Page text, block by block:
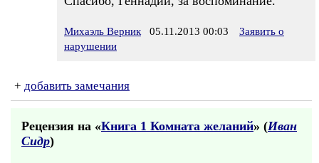
Михаэль Верник 05.11.2013 00:03
Заявить о
нарушении
+ добавить замечания
Рецензия на «Книга 1 Комната желаний» (Иван
Сидр)